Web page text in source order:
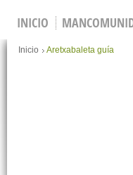
INICIO
You are here
Inicio Aretxabaleta guía